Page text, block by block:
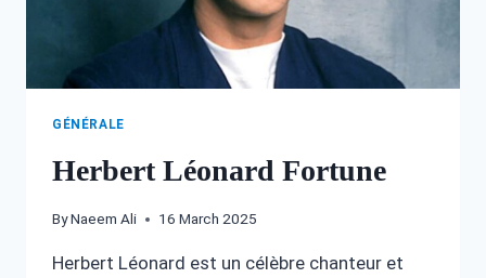
GÉNÉRALE
Herbert Léonard Fortune
ByNaeem Ali 16 March 2025
Herbert Léonard est un célèbre chanteur et